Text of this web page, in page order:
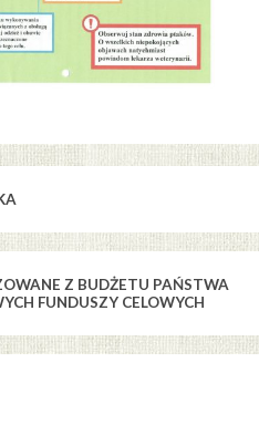
Z BUDŻETU PAŃSTWA
FUNDUSZY CELOWYCH